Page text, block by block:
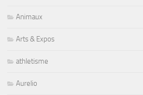
Animaux
Arts & Expos
athletisme
Aurelio